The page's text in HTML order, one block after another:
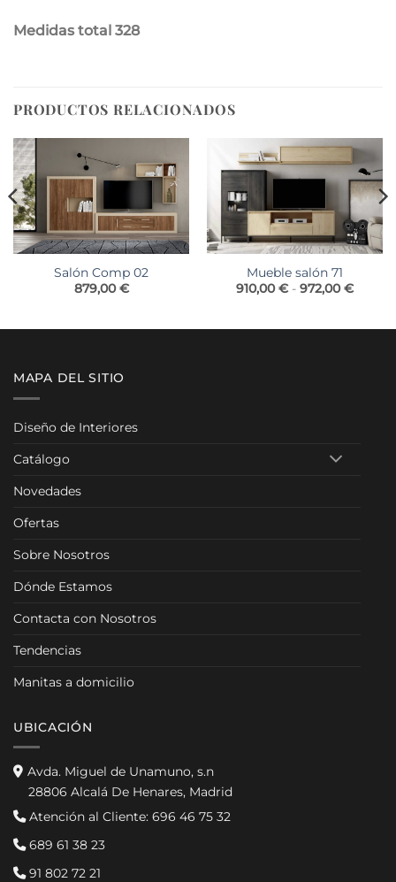
Medidas total 328
PRODUCTOS RELACIONADOS
Salón Comp 02
879,00€
Mueble salón 71
910,00€ - 972,00€Rango
910,00
MAPA DEL SITIO
Diseño de Interiores
Catálogo
Novedades
Ofertas
Sobre Nosotros
Dónde Estamos
Contacta con Nosotros
Tendencias
Manitas a domicilio
UBICACIÓN
Avda. Miguel de Unamuno, s.n
28806 Alcalá De Henares, Madrid
Atención al Cliente: 696 46 75 32
689 61 38 23
91 802 72 21